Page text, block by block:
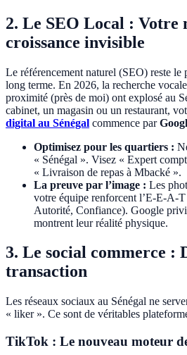
2. Le SEO Local : Votre
croissance invisible
Le référencement naturel (SEO) reste le
long terme. En 2026, la recherche
proximité (près de moi) ont explosé au
cabinet, un magasin ou un restaurant,
digital au Sénégal commence par
Optimisez pour les quartiers :
« Sénégal ». Visez « Expert
« Livraison de repas à Mbacké ».
La preuve par l’image : Les
votre équipe renforcent l’E-E-A-
Autorité, Confiance). Google
montrent leur réalité physique.
3. Le social commerce :
transaction
Les réseaux sociaux au Sénégal ne
« liker ». Ce sont de véritables
TikTok : Le nouveau moteur